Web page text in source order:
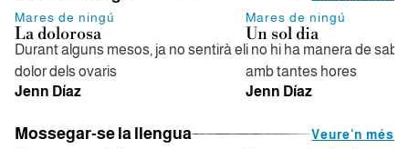
Mares de ningú
La dolorosa
Durant alguns mesos, ja no sentirà el
dolor dels ovaris
Jenn Díaz
Mares de ningú
Un sol dia
i no hi ha manera de
amb tantes hores
Jenn Díaz
Mossegar-se la llengua
Veure'n més